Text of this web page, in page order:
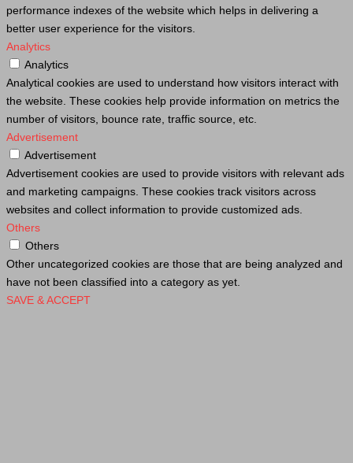
performance indexes of the website which helps in delivering a
better user experience for the visitors.
Analytics
Analytics
Analytical cookies are used to understand how visitors interact with
the website. These cookies help provide information on metrics the
number of visitors, bounce rate, traffic source, etc.
Advertisement
Advertisement
Advertisement cookies are used to provide visitors with relevant ads
and marketing campaigns. These cookies track visitors across
websites and collect information to provide customized ads.
Others
Others
Other uncategorized cookies are those that are being analyzed and
have not been classified into a category as yet.
SAVE & ACCEPT